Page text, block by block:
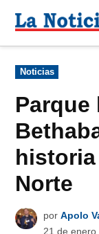
Para
contenido
Publicado
en
Noticias
Norte
por Apolo
21 de enero